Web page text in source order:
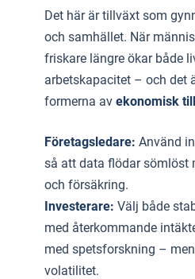
Det här är tillväxt som
och samhället. När
friskare längre ökar både
arbetskapacitet – och det
formerna av ekonomisk
Företagsledare: Använd
så att data flödar sömlöst
och försäkring.
Investerare: Välj både
med återkommande
med spetsforskning –
volatilitet.